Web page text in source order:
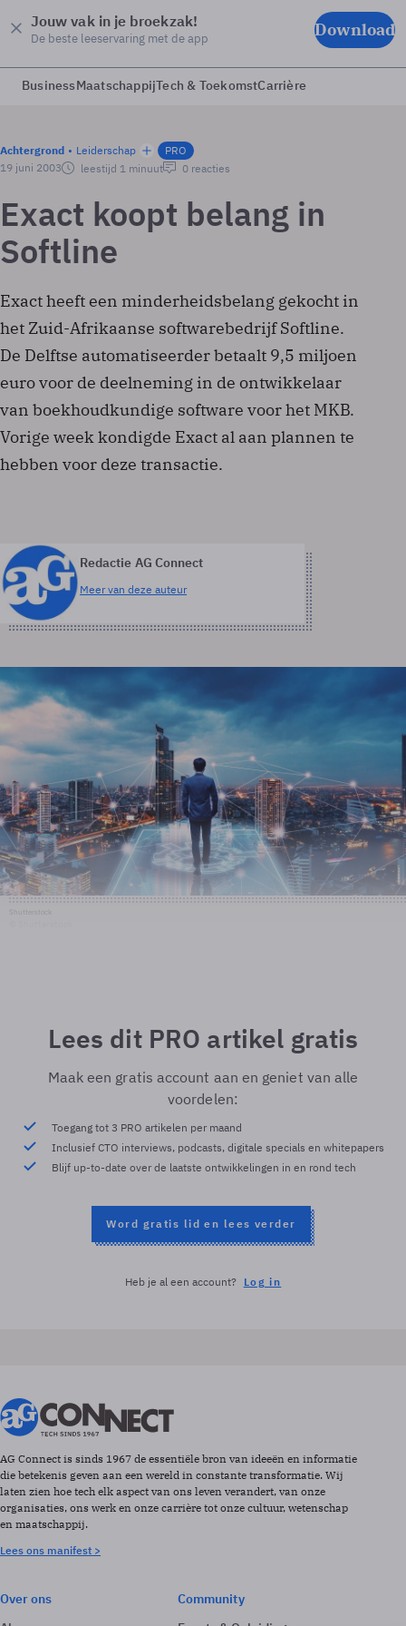
Jouw vak in je broekzak!
De beste leeservaring met de app Download
BusinessMaatschappijTech & ToekomstCarrière
Achtergrond Leiderschap
PRO
19 juni 2003
leestijd 1 minuut 0 reacties
Exact koopt belang in
Softline
Exact heeft een minderheidsbelang gekocht in
het Zuid-Afrikaanse softwarebedrijf Softline.
De Delftse automatiseerder betaalt 9,5 miljoen
euro voor de deelneming in de ontwikkelaar
van boekhoudkundige software voor het MKB.
Vorige week kondigde Exact al aan plannen te
hebben voor deze transactie.
Redactie AG Connect
Meer van deze auteur
Lees dit PRO artikel gratis
Maak een gratis account aan en geniet van alle
voordelen:
Toegang tot 3 PRO artikelen per maand
Inclusief CTO interviews, podcasts, digitale specials en whitepapers
Blijf up-to-date over de laatste ontwikkelingen in en rond tech
Word gratis lid en lees verder
Heb je al een account? Log in
AG Connect is sinds 1967 de essentiële bron van ideeën en informatie
die betekenis geven aan een wereld in constante transformatie. Wij
laten zien hoe tech elk aspect van ons leven verandert, van onze
organisaties, ons werk en onze carrière tot onze cultuur, wetenschap
en maatschappij.
Lees ons manifest >
Over ons
Community